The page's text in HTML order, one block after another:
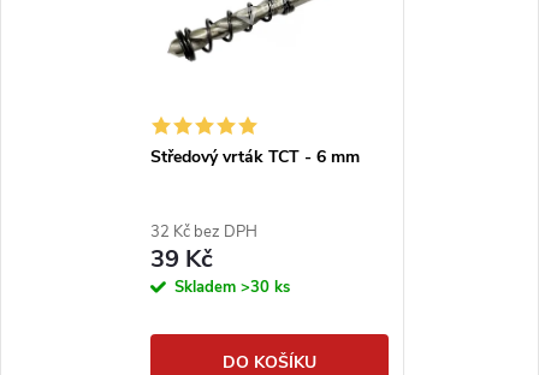
Středový vrták TCT - 6 mm
32 Kč bez DPH
39 Kč
Skladem >30 ks
DO KOŠÍKU